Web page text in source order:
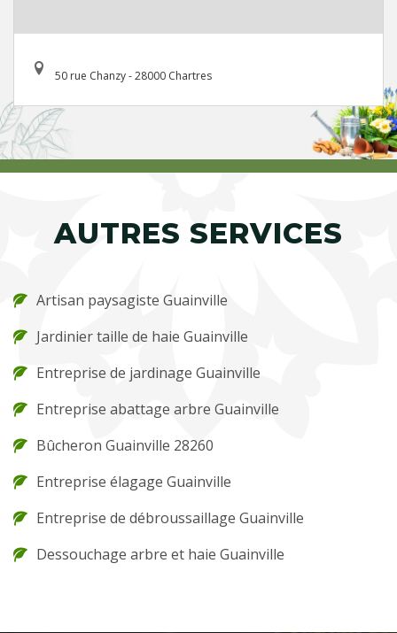
50 rue Chanzy - 28000 Chartres
AUTRES SERVICES
Artisan paysagiste Guainville
Jardinier taille de haie Guainville
Entreprise de jardinage Guainville
Entreprise abattage arbre Guainville
Bûcheron Guainville 28260
Entreprise élagage Guainville
Entreprise de débroussaillage Guainville
Dessouchage arbre et haie Guainville